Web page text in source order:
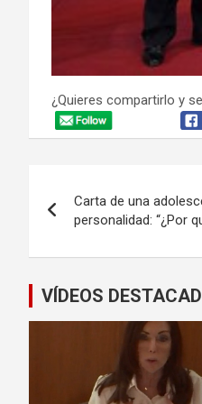
¿Quieres compartirlo y
de
entradas
Carta de una
personalidad: “¿Por
VÍDEOS